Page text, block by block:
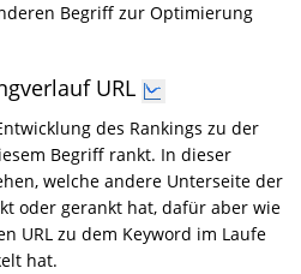
Begriff zur Optimierung
URL
des Rankings zu der
Begriff rankt. In dieser
welche andere Unterseite der
oder gerankt hat, dafür aber wie
URL zu dem Keyword im Laufe
hat.